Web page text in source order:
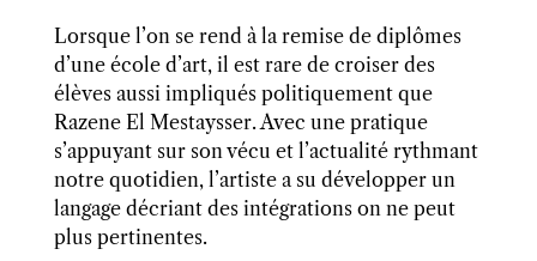
Lorsque l’on se rend à la remise de diplômes
d’une école d’art, il est rare de croiser des
élèves aussi impliqués politiquement que
Razene El Mestaysser. Avec une pratique
s’appuyant sur son vécu et l’actualité rythmant
notre quotidien, l’artiste a su développer un
langage décriant des intégrations on ne peut
plus pertinentes.